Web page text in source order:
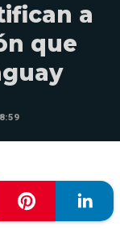
a
que